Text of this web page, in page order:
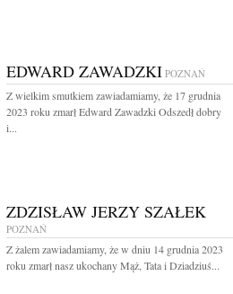
EDWARD ZAWADZKI POZNAŃ
Z wielkim smutkiem zawiadamiamy, że 17 grudnia
2023 roku zmarł Edward Zawadzki Odszedł dobry
i...
ZDZISŁAW JERZY SZAŁEK
POZNAŃ
Z żalem zawiadamiamy, że w dniu 14 grudnia 2023
roku zmarł nasz ukochany Mąż, Tata i Dziadziuś...